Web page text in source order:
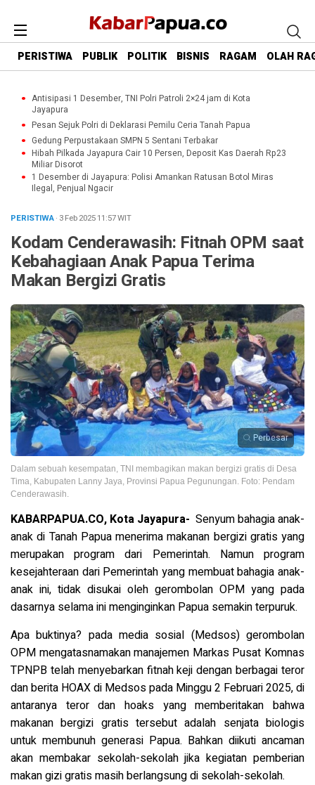
PERISTIWA PUBLIK POLITIK BISNIS RAGAM OLAH
Antisipasi 1 Desember, TNI Polri Patroli 2×24 jam di Kota
Jayapura
Pesan Sejuk Polri di Deklarasi Pemilu Ceria Tanah Papua
Gedung Perpustakaan SMPN 5 Sentani Terbakar
Hibah Pilkada Jayapura Cair 10 Persen, Deposit Kas Daerah Rp23
Miliar Disorot
1 Desember di Jayapura: Polisi Amankan Ratusan Botol Miras
Ilegal, Penjual Ngacir
PERISTIWA· 3 Feb 202511:57WIT
Kodam Cenderawasih: Fitnah OPM saat
Kebahagiaan Anak Papua Terima
Makan Bergizi Gratis
Perbesar
Dalam sebuah kesempatan, TNI membagikan makan bergizi gratis di Desa
Tima, Kabupaten Lanny Jaya, Provinsi Papua Pegunungan. Foto: Pendam
Cenderawasih.
KABARPAPUA.CO, Kota Jayapura- Senyum bahagia anak-
anak di Tanah Papua menerima makanan bergizi gratis yang
merupakan program dari Pemerintah. Namun program
kesejahteraan dari Pemerintah yang membuat bahagia anak-
anak ini, tidak disukai oleh gerombolan OPM yang pada
dasarnya selama ini menginginkan Papua semakin terpuruk.
Apa buktinya? pada media sosial (Medsos) gerombolan
OPM mengatasnamakan manajemen Markas Pusat Komnas
TPNPB telah menyebarkan fitnah keji dengan berbagai teror
dan berita HOAX di Medsos pada Minggu 2 Februari 2025, di
antaranya teror dan hoaks yang memberitakan bahwa
makanan bergizi gratis tersebut adalah senjata biologis
untuk membunuh generasi Papua. Bahkan diikuti ancaman
akan membakar sekolah-sekolah jika kegiatan pemberian
makan gizi gratis masih berlangsung di sekolah-sekolah.